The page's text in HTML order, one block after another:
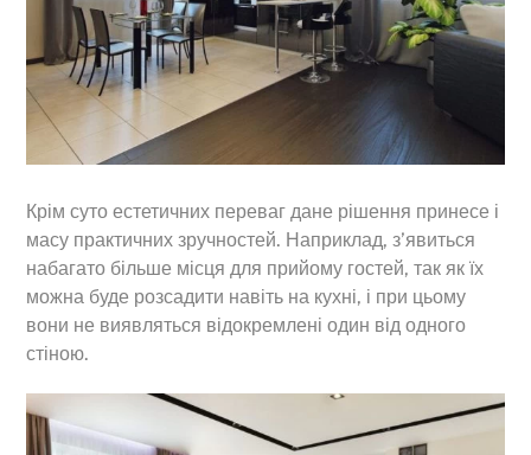
Крім суто естетичних переваг дане рішення принесе і
масу практичних зручностей. Наприклад, з’явиться
набагато більше місця для прийому гостей, так як їх
можна буде розсадити навіть на кухні, і при цьому
вони не виявляться відокремлені один від одного
стіною.